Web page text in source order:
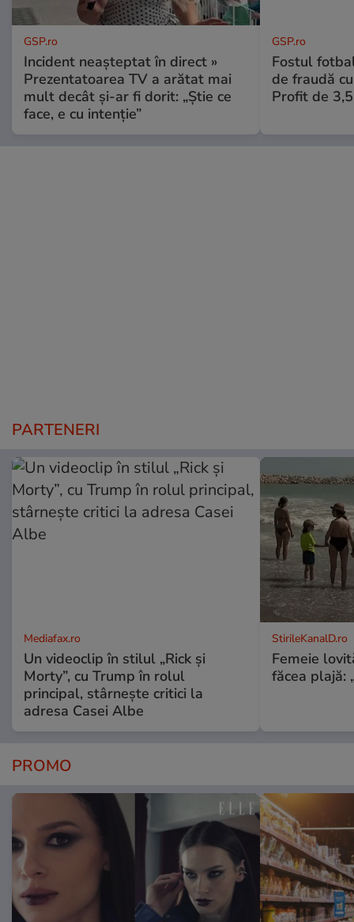
GSP.ro
Incident neașteptat în direct »
Prezentatoarea TV a arătat mai
mult decât și-ar fi dorit: „Știe ce
face, e cu intenție”
GSP.ro
Fostul
de fraudă
Profit de
PARTENERI
Mediafax.ro
Un videoclip în stilul „Rick și
Morty”, cu Trump în rolul
principal, stârnește critici la
adresa Casei Albe
StirileKanalD.ro
Femeie
făcea plajă:
PROMO